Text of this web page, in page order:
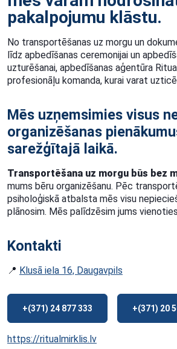
pakalpojumu klāstu.
No transportēšanas uz morgu un
līdz apbedīšanas ceremonijai un
uzturēšanai, apbedīšanas aģentūra
profesionāļu komanda, kurai varat
Mēs uzņemsimies visus
organizēšanas
sarežģītajā laikā.
Transportēšana uz morgu būs bez
mums bēru organizēšanu. Pēc
psiholoģiskā atbalsta mēs visu
plānosim. Mēs palīdzēsim jums
Kontakti
📍 Klusā iela 16, Daugavpils
+(371) 24 877 333 +(371) 20
https://ritualmirklis.lv